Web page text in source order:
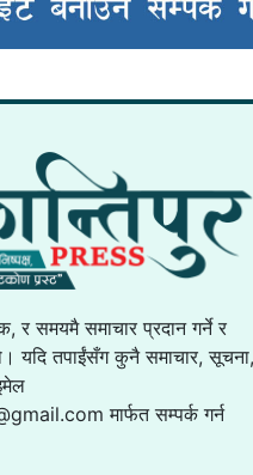
र समयमै समाचार प्रदान गर्ने र
यदि तपाईंसँग कुनै समाचार, सूचना,
मार्फत सम्पर्क गर्न